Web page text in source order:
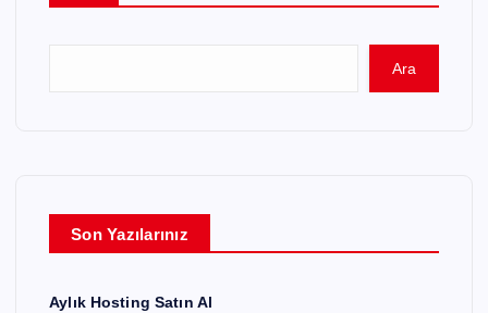
Ara
Son Yazılarınız
Aylık Hosting Satın Al